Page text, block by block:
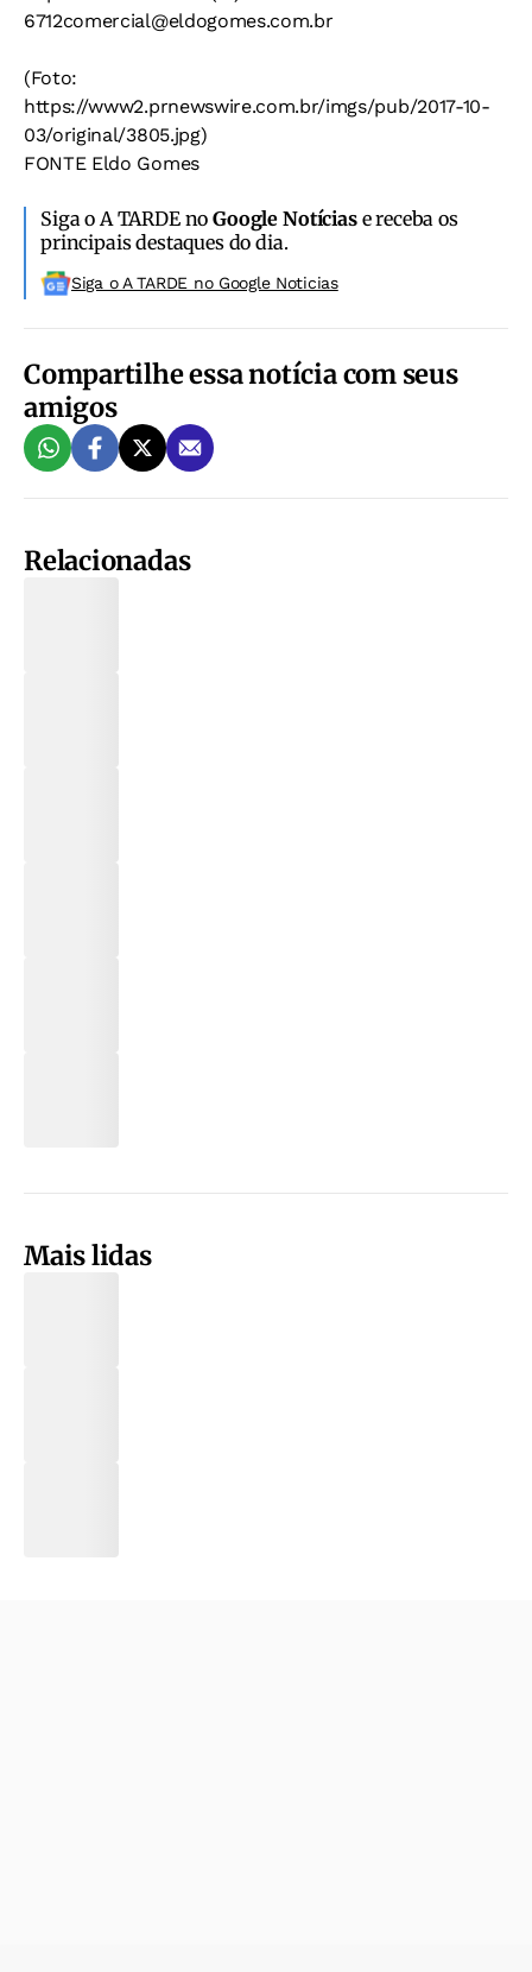
6712comercial@eldogomes.com.br
(Foto:
https://www2.prnewswire.com.br/imgs/pub/2017-10-
03/original/3805.jpg)
FONTE Eldo Gomes
Siga o A TARDE noGoogle Notíciase receba os
principais destaques do dia.
Siga o A TARDE no Google Noticias
Compartilhe essa notícia com seus
amigos
Relacionadas
Mais lidas